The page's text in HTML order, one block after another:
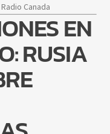
Canada
EN
RUSIA